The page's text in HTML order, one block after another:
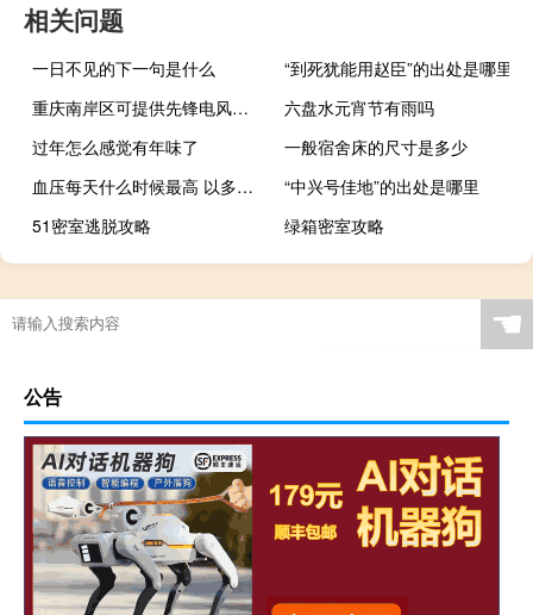
相关问题
一日不见的下一句是什么
“到死犹能用赵臣”的出处是哪里
重庆南岸区可提供先锋电风扇维修服务地址在哪
六盘水元宵节有雨吗
过年怎么感觉有年味了
一般宿舍床的尺寸是多少
血压每天什么时候最高 以多少为准（血压每天什么时候最高）
“中兴号佳地”的出处是哪里
51密室逃脱攻略
绿箱密室攻略
☚
公告